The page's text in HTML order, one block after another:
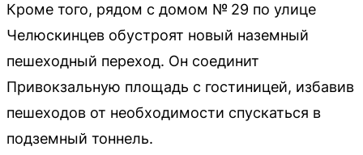
Кроме того, рядом с домом № 29 по улице
Челюскинцев обустроят новый наземный
пешеходный переход. Он соединит
Привокзальную площадь с гостиницей, избавив
пешеходов от необходимости спускаться в
подземный тоннель.